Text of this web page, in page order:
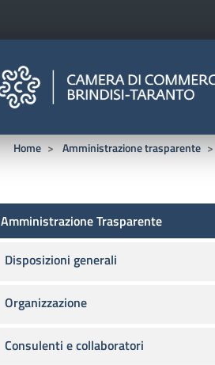
CAMERE DI
Home Amministrazione trasparente
Amministrazione
Amministrazione Trasparente
Disposizioni generali
Organizzazione
Consulenti e collaboratori